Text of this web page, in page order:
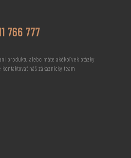
766 777
produktu alebo máte akékoľvek otázky
náš zákaznícky team